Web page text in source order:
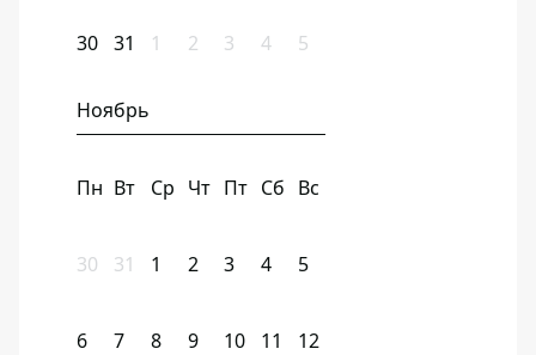
30 31 1 2 3 4 5
Ноябрь
Пн Вт Ср Чт Пт Сб Вс
30 31 1 2 3 4 5
6 7 8 9 10 11 12